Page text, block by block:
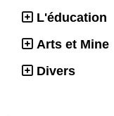
L'éducation
Arts et Mine
Divers